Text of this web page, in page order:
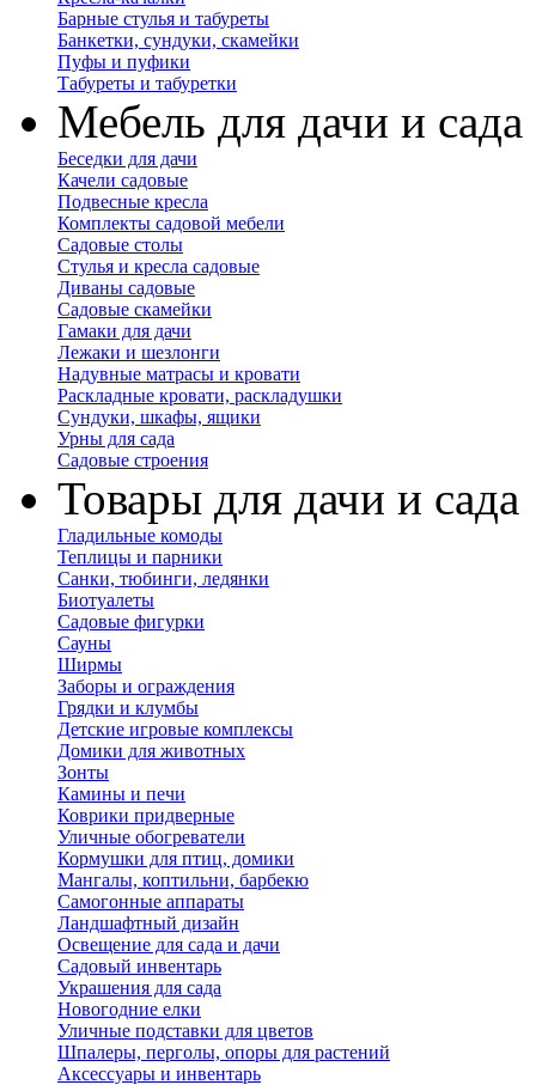
Барные стулья и табуреты
Банкетки, сундуки, скамейки
Пуфы и пуфики
Табуреты и табуретки
Мебель для дачи и сада
Беседки для дачи
Качели садовые
Подвесные кресла
Комплекты садовой мебели
Садовые столы
Стулья и кресла садовые
Диваны садовые
Садовые скамейки
Гамаки для дачи
Лежаки и шезлонги
Надувные матрасы и кровати
Раскладные кровати, раскладушки
Сундуки, шкафы, ящики
Урны для сада
Садовые строения
Товары для дачи и сада
Гладильные комоды
Теплицы и парники
Санки, тюбинги, ледянки
Биотуалеты
Садовые фигурки
Сауны
Ширмы
Заборы и ограждения
Грядки и клумбы
Детские игровые комплексы
Домики для животных
Зонты
Камины и печи
Коврики придверные
Уличные обогреватели
Кормушки для птиц, домики
Мангалы, коптильни, барбекю
Самогонные аппараты
Ландшафтный дизайн
Освещение для сада и дачи
Садовый инвентарь
Украшения для сада
Новогодние елки
Уличные подставки для цветов
Шпалеры, перголы, опоры для растений
Аксессуары и инвентарь